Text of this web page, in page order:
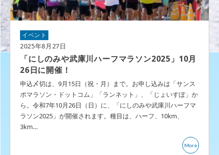
イベント
2025年8月27日
「にしのみや武庫川ハーフマラソン2025」10月
26日に開催！
申込〆切は、9月15日（祝・月）まで。お申し込みは「サンス
ポマラソン・ドットコム」「ランネット」、「じょいすぽ」か
ら。令和7年10月26日（日）に、「にしのみや武庫川ハーフマ
ラソン2025」が開催されます。種目は、ハーフ、10km、
3km…
More